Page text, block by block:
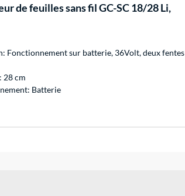
de feuilles sans fil GC-SC 18/28 Li,
Fonctionnement sur batterie, 36Volt, deux fentes
28 cm
Batterie